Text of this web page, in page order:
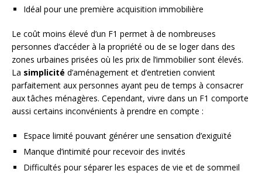
Idéal pour une première acquisition immobilière
Le coût moins élevé d’un F1 permet à de nombreuses
personnes d’accéder à la propriété ou de se loger dans des
zones urbaines prisées où les prix de l’immobilier sont élevés.
La simplicité d’aménagement et d’entretien convient
parfaitement aux personnes ayant peu de temps à consacrer
aux tâches ménagères. Cependant, vivre dans un F1 comporte
aussi certains inconvénients à prendre en compte :
Espace limité pouvant générer une sensation d’exiguïté
Manque d’intimité pour recevoir des invités
Difficultés pour séparer les espaces de vie et de sommeil